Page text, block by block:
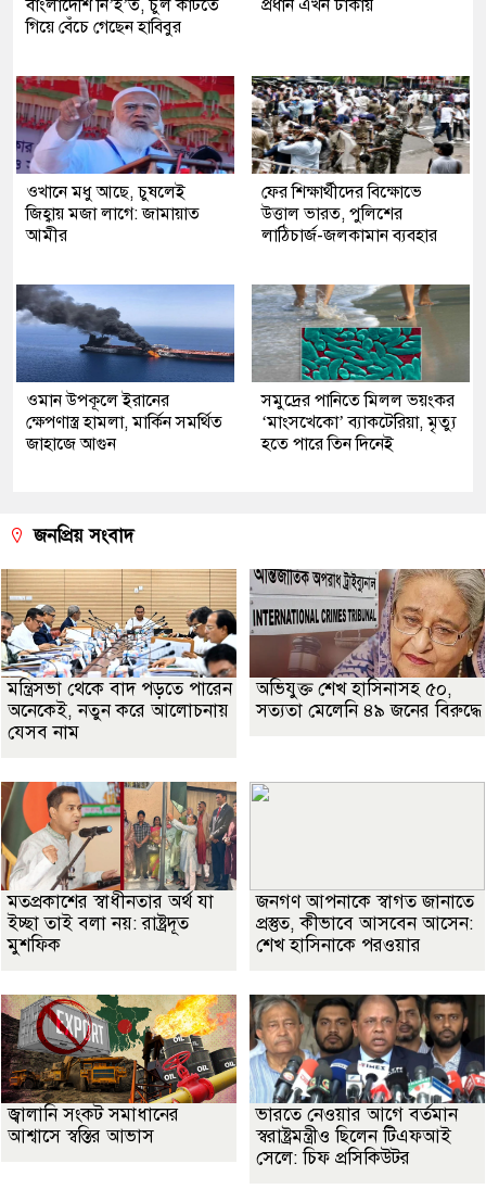
বাংলাদেশি নি’হ’ত, চুল কাটতে
গিয়ে বেঁচে গেছেন হাবিবুর
প্রধান এখন ঢাকায়
ওখানে মধু আছে, চুষলেই
জিহ্বায় মজা লাগে: জামায়াত
আমীর
ফের শিক্ষার্থীদের বিক্ষোভে
উত্তাল ভারত, পুলিশের
লাঠিচার্জ-জলকামান ব্যবহার
ওমান উপকূলে ইরানের
ক্ষেপণাস্ত্র হামলা, মার্কিন সমর্থিত
জাহাজে আগুন
সমুদ্রের পানিতে মিলল ভয়ংকর
‘মাংসখেকো’ ব্যাকটেরিয়া, মৃত্যু
হতে পারে তিন দিনেই
জনপ্রিয় সংবাদ
মন্ত্রিসভা থেকে বাদ পড়তে পারেন
অনেকেই, নতুন করে আলোচনায়
যেসব নাম
অভিযুক্ত শেখ হাসিনাসহ ৫০,
সত্যতা মেলেনি ৪৯ জনের বিরুদ্ধে
মতপ্রকাশের স্বাধীনতার অর্থ যা
ইচ্ছা তাই বলা নয়: রাষ্ট্রদূত
মুশফিক
জনগণ আপনাকে স্বাগত জানাতে
প্রস্তুত, কীভাবে আসবেন আসেন:
শেখ হাসিনাকে পরওয়ার
জ্বালানি সংকট সমাধানের
আশ্বাসে স্বস্তির আভাস
ভারতে নেওয়ার আগে বর্তমান
স্বরাষ্ট্রমন্ত্রীও ছিলেন টিএফআই
সেলে: চিফ প্রসিকিউটর